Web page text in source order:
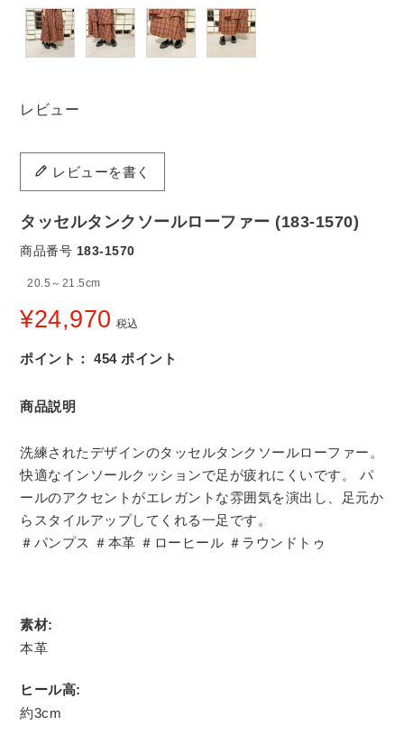
レビュー
レビューを書く
タッセルタンクソールローファー (183-1570)
商品番号 183-1570
20.5～21.5cm
¥24,970 税込
ポイント： 454 ポイント
商品説明
洗練されたデザインのタッセルタンクソールローファー。
快適なインソールクッションで足が疲れにくいです。 パ
ールのアクセントがエレガントな雰囲気を演出し、足元か
らスタイルアップしてくれる一足です。
＃パンプス ＃本革 ＃ローヒール ＃ラウンドトゥ
素材:
本革
ヒール高:
約3cm